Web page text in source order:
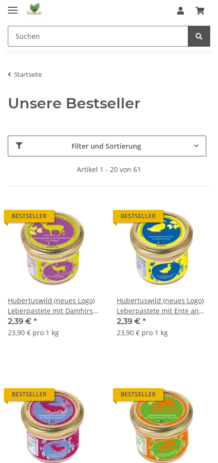
Startseite
Unsere Bestseller
Filter und Sortierung
Artikel 1 - 20 von 61
BESTSELLER
Hubertuswild (neues Logo)
Leberpastete mit Damhirsch
an Trüffel
2,39 € *
23,90 € pro 1 kg
BESTSELLER
Hubertuswild (neues Logo)
Leberpastete mit Ente an
Apfelstücken
2,39 € *
23,90 € pro 1 kg
BESTSELLER BESTSELLER